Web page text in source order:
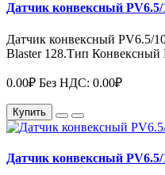
Датчик конвексный PV6.5/
Датчик конвексный PV6.5/
Blaster 128.Тип Конвексный
0.00₽ Без НДС: 0.00₽
Купить
Датчик конвексный PV6.5/